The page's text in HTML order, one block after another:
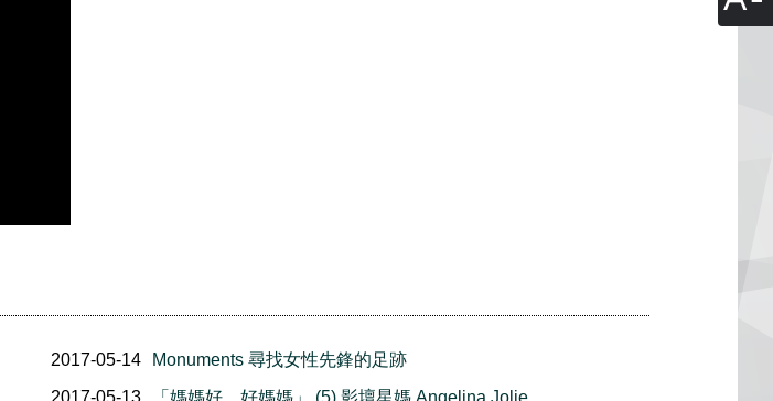
2017-05-14
Monuments 尋找女性先鋒的足跡
2017-05-13
「媽媽好．好媽媽」 (5) 影壇星媽 Angelina Jolie